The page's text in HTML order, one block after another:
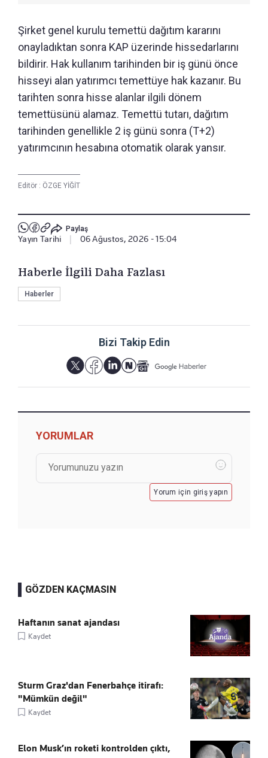
Şirket genel kurulu temettü dağıtım kararını
onayladıktan sonra KAP üzerinde hissedarlarını
bildirir. Hak kullanım tarihinden bir iş günü önce
hisseyi alan yatırımcı temettüye hak kazanır. Bu
tarihten sonra hisse alanlar ilgili dönem
temettüsünü alamaz. Temettü tutarı, dağıtım
tarihinden genellikle 2 iş günü sonra (T+2)
yatırımcının hesabına otomatik olarak yansır.
Editör : ÖZGE YİĞİT
Paylaş
Yayın Tarihi 06 Ağustos, 2026 - 15:04
Haberle İlgili Daha Fazlası
Haberler
Bizi Takip Edin
YORUMLAR
Yorum için giriş yapın
GÖZDEN KAÇMASIN
Haftanın sanat ajandası
Kaydet
Sturm Graz'dan Fenerbahçe itirafı:
"Mümkün değil"
Kaydet
Elon Musk’ın roketi kontrolden çıktı,